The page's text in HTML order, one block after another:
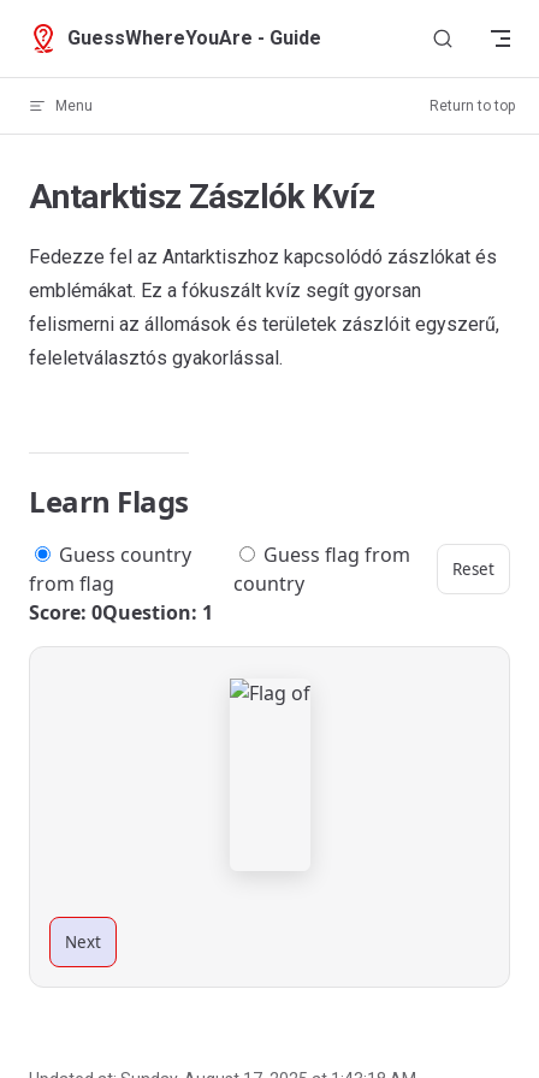
Skip to content
GuessWhereYouAre - Guide
Menu Return to top
Antarktisz Zászlók Kvíz
Fedezze fel az Antarktiszhoz kapcsolódó zászlókat és
emblémákat. Ez a fókuszált kvíz segít gyorsan
felismerni az állomások és területek zászlóit egyszerű,
feleletválasztós gyakorlással.
Learn Flags
Guess country
from flag
Guess flag from
country
Reset
Score: 0Question: 1
Next